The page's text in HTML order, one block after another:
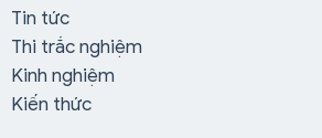
Tin tức
Thi trắc nghiệm
Kinh nghiệm
Kiến thức